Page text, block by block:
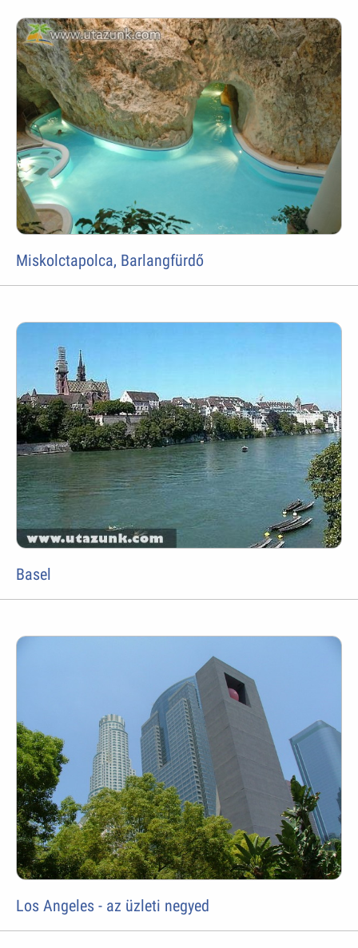
Miskolctapolca, Barlangfürdő
Basel
Los Angeles - az üzleti negyed